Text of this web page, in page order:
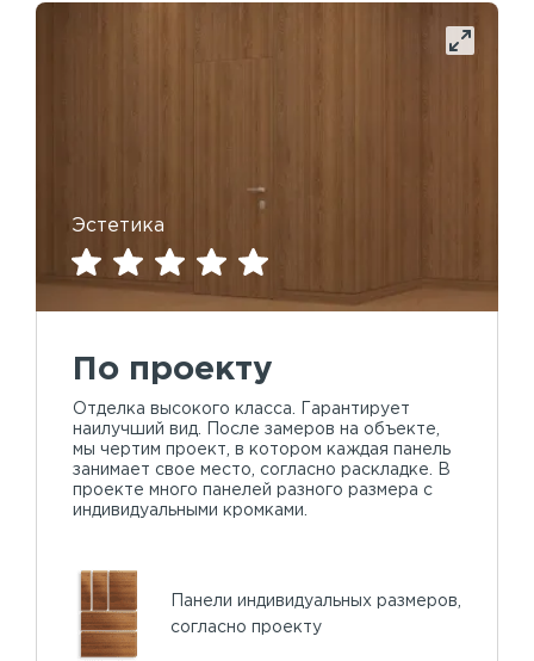
Эстетика
По проекту
Отделка высокого класса. Гарантирует
наилучший вид. После замеров на объекте,
мы чертим проект, в котором каждая панель
занимает свое место, согласно раскладке. В
проекте много панелей разного размера с
индивидуальными кромками.
Панели индивидуальных размеров,
согласно проекту